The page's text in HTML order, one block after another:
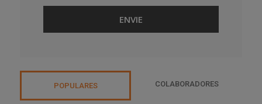
POPULARES COLABORADORES